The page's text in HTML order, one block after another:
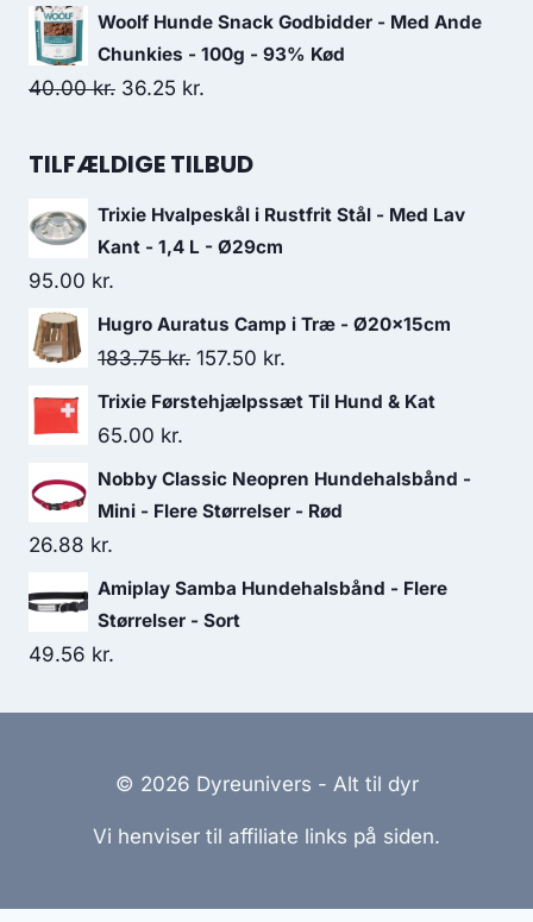
36.25 kr..32.50 kr..
oprindelige
pris
var:
aktuelle
pris
Woolf Hunde Snack Godbidder - Med Ande
Chunkies - 100g - 93% Kød
40.00kr. Den
pris
40.00 kr..
36.25 kr.
pris
36.25 kr..
TILFÆLDIGE TILBUD
Trixie Hvalpeskål i Rustfrit Stål - Med Lav
Kant - 1,4 L - Ø29cm
95.00 kr.
Hugro Auratus Camp i Træ - Ø20x15cm
183.75kr. Den
oprindelige
183.75 kr..
157.50 kr.
aktuelle
157.50 kr..
Trixie Førstehjælpssæt Til Hund & Kat
65.00 kr.
Nobby Classic Neopren Hundehalsbånd -
Mini - Flere Størrelser - Rød
26.88 kr.
Amiplay Samba Hundehalsbånd - Flere
Størrelser - Sort
49.56 kr.
© 2026 Dyreunivers - Alt til dyr
Vi henviser til affiliate links på siden.